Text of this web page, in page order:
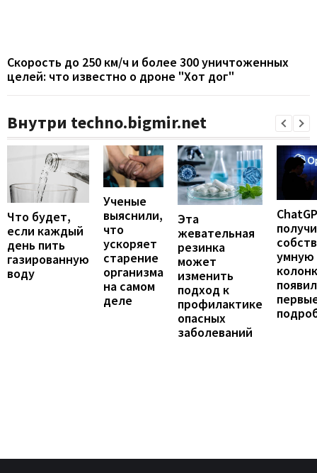
Скорость до 250 км/ч и более 300 уничтоженных
целей: что известно о дроне "Хот дог"
Внутри techno.bigmir.net
Что будет,
если каждый
день пить
газированную
воду
Ученые
выяснили,
что
ускоряет
старение
организма
на самом
деле
Эта
жевательная
резинка
может
изменить
подход к
профилактике
опасных
заболеваний
умную